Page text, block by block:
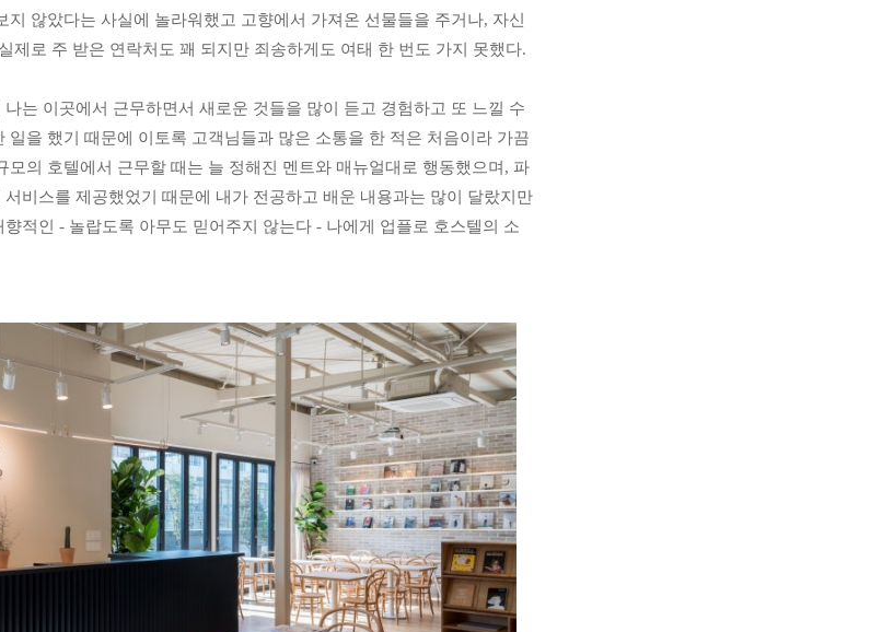
않았다는 사실에 놀라워했고 고향에서 가져온 선물들을 주거나, 자신
제로 주 받은 연락처도 꽤 되지만 죄송하게도 여태 한 번도 가지 못했다.
는 이곳에서 근무하면서 새로운 것들을 많이 듣고 경험하고 또 느낄 수
일을 했기 때문에 이토록 고객님들과 많은 소통을 한 적은 처음이라 가끔
모의 호텔에서 근무할 때는 늘 정해진 멘트와 매뉴얼대로 행동했으며, 파
비스를 제공했었기 때문에 내가 전공하고 배운 내용과는 많이 달랐지만
적인 - 놀랍도록 아무도 믿어주지 않는다 - 나에게 업플로 호스텔의 소